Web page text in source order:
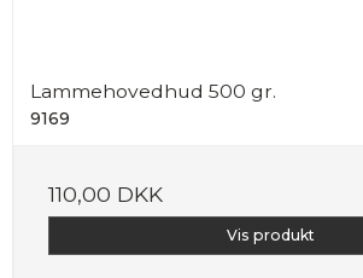
Lammehovedhud 500 gr.
9169
110,00 DKK
Vis produkt